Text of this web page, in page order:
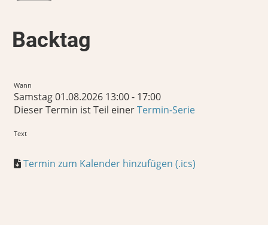
Backtag
Wann
Samstag 01.08.2026 13:00 - 17:00
Dieser Termin ist Teil einerTermin-Serie
Text
Termin zum Kalender hinzufügen (.ics)